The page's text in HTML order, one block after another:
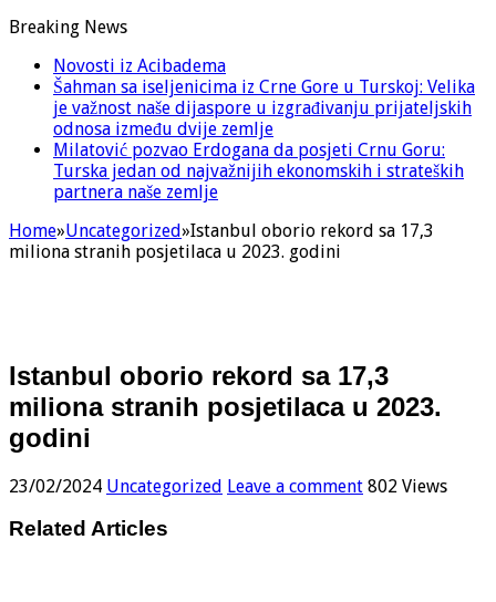
Breaking News
Novosti iz Acibadema
Šahman sa iseljenicima iz Crne Gore u Turskoj: Velika
je važnost naše dijaspore u izgrađivanju prijateljskih
odnosa između dvije zemlje
Milatović pozvao Erdogana da posjeti Crnu Goru:
Turska jedan od najvažnijih ekonomskih i strateških
partnera naše zemlje
Home»Uncategorized»Istanbul oborio rekord sa 17,3
miliona stranih posjetilaca u 2023. godini
Istanbul oborio rekord sa 17,3
miliona stranih posjetilaca u 2023.
godini
23/02/2024 Uncategorized Leave a comment 802 Views
Related Articles